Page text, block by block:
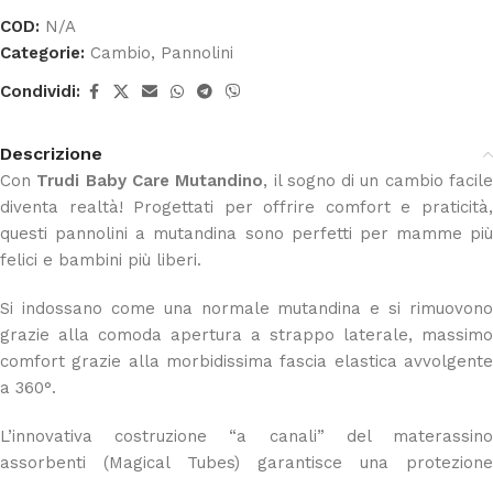
COD: N/A
Categorie: Cambio, Pannolini
Condividi:
Descrizione
Con Trudi Baby Care Mutandino, il sogno di un cambio facile
diventa realtà! Progettati per offrire comfort e praticità,
questi pannolini a mutandina sono perfetti per mamme più
felici e bambini più liberi.
Si indossano come una normale mutandina e si rimuovono
grazie alla comoda apertura a strappo laterale, massimo
comfort grazie alla morbidissima fascia elastica avvolgente
a 360°.
L’innovativa costruzione “a canali” del materassino
assorbenti (Magical Tubes) garantisce una protezione